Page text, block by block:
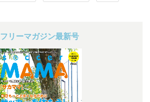
フリーマガジン最新号